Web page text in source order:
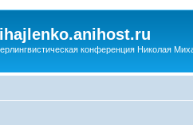
конференция Николая